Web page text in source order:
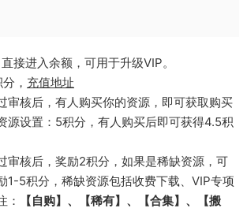
接进入余额，可用于升级VIP。
， 充值地址
审核后，有人购买你的资源，即可获取购买
源设置：5积分，有人购买后即可获得4.5积
审核后，奖励2积分，如果是稀缺资源，可
1-5积分，稀缺资源包括收费下载、VIP专项
：
【自购】、【稀有】、【合集】、【搬